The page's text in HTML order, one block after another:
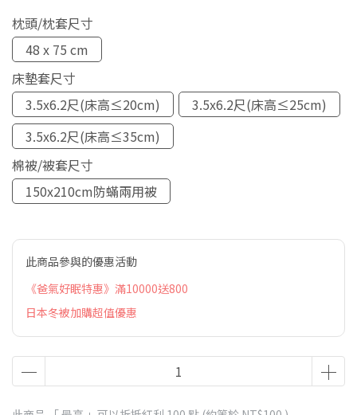
枕頭/枕套尺寸
48 x 75 cm
床墊套尺寸
3.5x6.2尺(床高≤20cm)
3.5x6.2尺(床高≤25cm)
3.5x6.2尺(床高≤35cm)
棉被/被套尺寸
150x210cm防蟎兩用被
此商品參與的優惠活動
《爸氣好眠特惠》滿10000送800
日本冬被加購超值優惠